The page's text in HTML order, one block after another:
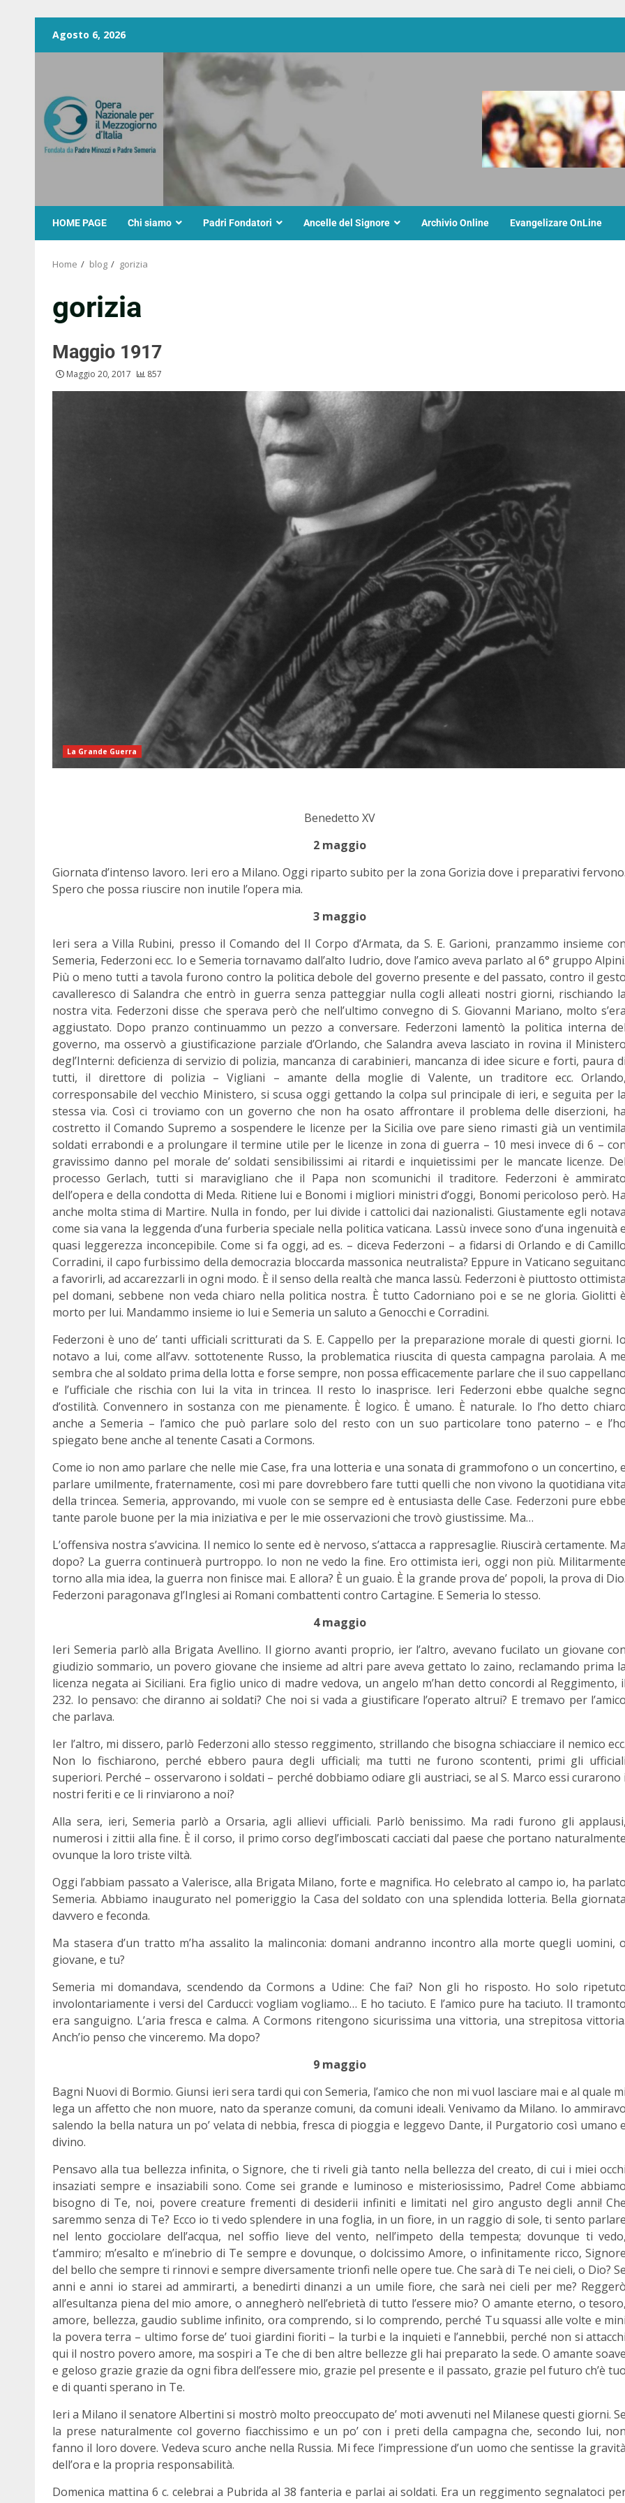
Agosto 6, 2026
HOME PAGE Chi siamo Padri Fondatori Ancelle del Signore Archivio Online Evangelizare OnLine
Home blog gorizia
gorizia
Maggio 1917
Maggio 20, 2017 857
La Grande Guerra
Benedetto XV
2 maggio
Giornata d’intenso lavoro. Ieri ero a Milano. Oggi riparto subito per la zona Gorizia dove i preparativi fervono.
Spero che possa riuscire non inutile l’opera mia.
3 maggio
Ieri sera a Villa Rubini, presso il Comando del II Corpo d’Armata, da S. E. Garioni, pranzammo insieme con
Semeria, Federzoni ecc. Io e Semeria tornavamo dall’alto Iudrio, dove l’amico aveva parlato al 6° gruppo Alpini.
Più o meno tutti a tavola furono contro la politica debole del governo presente e del passato, contro il gesto
cavalleresco di Salandra che entrò in guerra senza patteggiar nulla cogli alleati nostri giorni, rischiando la
nostra vita. Federzoni disse che sperava però che nell’ultimo convegno di S. Giovanni Mariano, molto s’era
aggiustato. Dopo pranzo continuammo un pezzo a conversare. Federzoni lamentò la politica interna del
governo, ma osservò a giustificazione parziale d’Orlando, che Salandra aveva lasciato in rovina il Ministero
degl’Interni: deficienza di servizio di polizia, mancanza di carabinieri, mancanza di idee sicure e forti, paura di
tutti, il direttore di polizia – Vigliani – amante della moglie di Valente, un traditore ecc. Orlando,
corresponsabile del vecchio Ministero, si scusa oggi gettando la colpa sul principale di ieri, e seguita per la
stessa via. Così ci troviamo con un governo che non ha osato affrontare il problema delle diserzioni, ha
costretto il Comando Supremo a sospendere le licenze per la Sicilia ove pare sieno rimasti già un ventimila
soldati errabondi e a prolungare il termine utile per le licenze in zona di guerra – 10 mesi invece di 6 – con
gravissimo danno pel morale de’ soldati sensibilissimi ai ritardi e inquietissimi per le mancate licenze. Del
processo Gerlach, tutti si maravigliano che il Papa non scomunichi il traditore. Federzoni è ammirato
dell’opera e della condotta di Meda. Ritiene lui e Bonomi i migliori ministri d’oggi, Bonomi pericoloso però. Ha
anche molta stima di Martire. Nulla in fondo, per lui divide i cattolici dai nazionalisti. Giustamente egli notava
come sia vana la leggenda d’una furberia speciale nella politica vaticana. Lassù invece sono d’una ingenuità e
quasi leggerezza inconcepibile. Come si fa oggi, ad es. – diceva Federzoni – a fidarsi di Orlando e di Camillo
Corradini, il capo furbissimo della democrazia bloccarda massonica neutralista? Eppure in Vaticano seguitano
a favorirli, ad accarezzarli in ogni modo. È il senso della realtà che manca lassù. Federzoni è piuttosto ottimista
pel domani, sebbene non veda chiaro nella politica nostra. È tutto Cadorniano poi e se ne gloria. Giolitti è
morto per lui. Mandammo insieme io lui e Semeria un saluto a Genocchi e Corradini.
Federzoni è uno de’ tanti ufficiali scritturati da S. E. Cappello per la preparazione morale di questi giorni. Io
notavo a lui, come all’avv. sottotenente Russo, la problematica riuscita di questa campagna parolaia. A me
sembra che al soldato prima della lotta e forse sempre, non possa efficacemente parlare che il suo cappellano
e l’ufficiale che rischia con lui la vita in trincea. Il resto lo inasprisce. Ieri Federzoni ebbe qualche segno
d’ostilità. Convennero in sostanza con me pienamente. È logico. È umano. È naturale. Io l’ho detto chiaro
anche a Semeria – l’amico che può parlare solo del resto con un suo particolare tono paterno – e l’ho
spiegato bene anche al tenente Casati a Cormons.
Come io non amo parlare che nelle mie Case, fra una lotteria e una sonata di grammofono o un concertino, e
parlare umilmente, fraternamente, così mi pare dovrebbero fare tutti quelli che non vivono la quotidiana vita
della trincea. Semeria, approvando, mi vuole con se sempre ed è entusiasta delle Case. Federzoni pure ebbe
tante parole buone per la mia iniziativa e per le mie osservazioni che trovò giustissime. Ma…
L’offensiva nostra s’avvicina. Il nemico lo sente ed è nervoso, s’attacca a rappresaglie. Riuscirà certamente. Ma
dopo? La guerra continuerà purtroppo. Io non ne vedo la fine. Ero ottimista ieri, oggi non più. Militarmente
torno alla mia idea, la guerra non finisce mai. E allora? È un guaio. È la grande prova de’ popoli, la prova di Dio.
Federzoni paragonava gl’Inglesi ai Romani combattenti contro Cartagine. E Semeria lo stesso.
4 maggio
Ieri Semeria parlò alla Brigata Avellino. Il giorno avanti proprio, ier l’altro, avevano fucilato un giovane con
giudizio sommario, un povero giovane che insieme ad altri pare aveva gettato lo zaino, reclamando prima la
licenza negata ai Siciliani. Era figlio unico di madre vedova, un angelo m’han detto concordi al Reggimento, il
232. Io pensavo: che diranno ai soldati? Che noi si vada a giustificare l’operato altrui? E tremavo per l’amico
che parlava.
Ier l’altro, mi dissero, parlò Federzoni allo stesso reggimento, strillando che bisogna schiacciare il nemico ecc.
Non lo fischiarono, perché ebbero paura degli ufficiali; ma tutti ne furono scontenti, primi gli ufficiali
superiori. Perché – osservarono i soldati – perché dobbiamo odiare gli austriaci, se al S. Marco essi curarono i
nostri feriti e ce li rinviarono a noi?
Alla sera, ieri, Semeria parlò a Orsaria, agli allievi ufficiali. Parlò benissimo. Ma radi furono gli applausi,
numerosi i zittii alla fine. È il corso, il primo corso degl’imboscati cacciati dal paese che portano naturalmente
ovunque la loro triste viltà.
Oggi l’abbiam passato a Valerisce, alla Brigata Milano, forte e magnifica. Ho celebrato al campo io, ha parlato
Semeria. Abbiamo inaugurato nel pomeriggio la Casa del soldato con una splendida lotteria. Bella giornata
davvero e feconda.
Ma stasera d’un tratto m’ha assalito la malinconia: domani andranno incontro alla morte quegli uomini, o
giovane, e tu?
Semeria mi domandava, scendendo da Cormons a Udine: Che fai? Non gli ho risposto. Ho solo ripetuto
involontariamente i versi del Carducci: vogliam vogliamo… E ho taciuto. E l’amico pure ha taciuto. Il tramonto
era sanguigno. L’aria fresca e calma. A Cormons ritengono sicurissima una vittoria, una strepitosa vittoria.
Anch’io penso che vinceremo. Ma dopo?
9 maggio
Bagni Nuovi di Bormio. Giunsi ieri sera tardi qui con Semeria, l’amico che non mi vuol lasciare mai e al quale mi
lega un affetto che non muore, nato da speranze comuni, da comuni ideali. Venivamo da Milano. Io ammiravo
salendo la bella natura un po’ velata di nebbia, fresca di pioggia e leggevo Dante, il Purgatorio così umano e
divino.
Pensavo alla tua bellezza infinita, o Signore, che ti riveli già tanto nella bellezza del creato, di cui i miei occhi
insaziati sempre e insaziabili sono. Come sei grande e luminoso e misteriosissimo, Padre! Come abbiamo
bisogno di Te, noi, povere creature frementi di desiderii infiniti e limitati nel giro angusto degli anni! Che
saremmo senza di Te? Ecco io ti vedo splendere in una foglia, in un fiore, in un raggio di sole, ti sento parlare
nel lento gocciolare dell’acqua, nel soffio lieve del vento, nell’impeto della tempesta; dovunque ti vedo,
t’ammiro; m’esalto e m’inebrio di Te sempre e dovunque, o dolcissimo Amore, o infinitamente ricco, Signore
del bello che sempre ti rinnovi e sempre diversamente trionfi nelle opere tue. Che sarà di Te nei cieli, o Dio? Se
anni e anni io starei ad ammirarti, a benedirti dinanzi a un umile fiore, che sarà nei cieli per me? Reggerò
all’esultanza piena del mio amore, o annegherò nell’ebrietà di tutto l’essere mio? O amante eterno, o tesoro,
amore, bellezza, gaudio sublime infinito, ora comprendo, si lo comprendo, perché Tu squassi alle volte e mini
la povera terra – ultimo forse de’ tuoi giardini fioriti – la turbi e la inquieti e l’annebbii, perché non si attacchi
qui il nostro povero amore, ma sospiri a Te che di ben altre bellezze gli hai preparato la sede. O amante soave
e geloso grazie grazie da ogni fibra dell’essere mio, grazie pel presente e il passato, grazie pel futuro ch’è tuo
e di quanti sperano in Te.
Ieri a Milano il senatore Albertini si mostrò molto preoccupato de’ moti avvenuti nel Milanese questi giorni. Se
la prese naturalmente col governo fiacchissimo e un po’ con i preti della campagna che, secondo lui, non
fanno il loro dovere. Vedeva scuro anche nella Russia. Mi fece l’impressione d’un uomo che sentisse la gravità
dell’ora e la propria responsabilità.
Domenica mattina 6 c. celebrai a Pubrida al 38 fanteria e parlai ai soldati. Era un reggimento segnalatoci